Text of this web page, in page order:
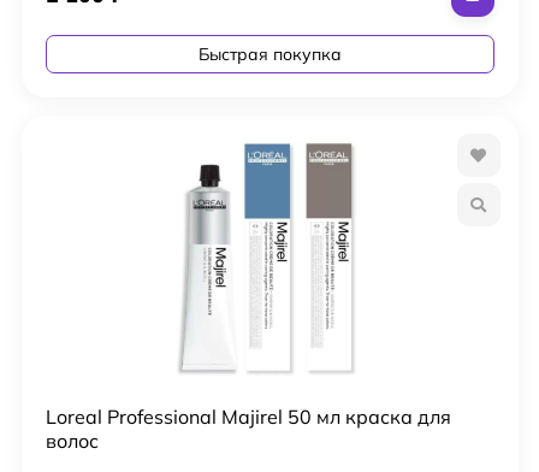
Быстрая покупка
Loreal Professional Majirel 50 мл краска для
волос